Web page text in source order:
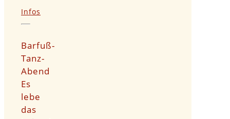
Infos
Barfuß-
Tanz-
Abend
Es
lebe
das